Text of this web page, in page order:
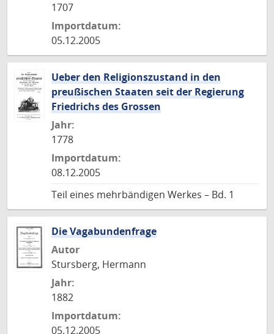
1707
Importdatum:
05.12.2005
Ueber den Religionszustand in den
preußischen Staaten seit der Regierung
Friedrichs des Grossen
Jahr:
1778
Importdatum:
08.12.2005
Teil eines mehrbändigen Werkes – Bd. 1
Die Vagabundenfrage
Autor
Stursberg, Hermann
Jahr:
1882
Importdatum:
05.12.2005